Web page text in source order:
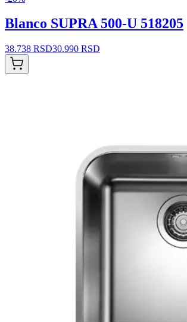
Blanco SUPRA 500-U 518205
38.738 RSD30.990 RSD